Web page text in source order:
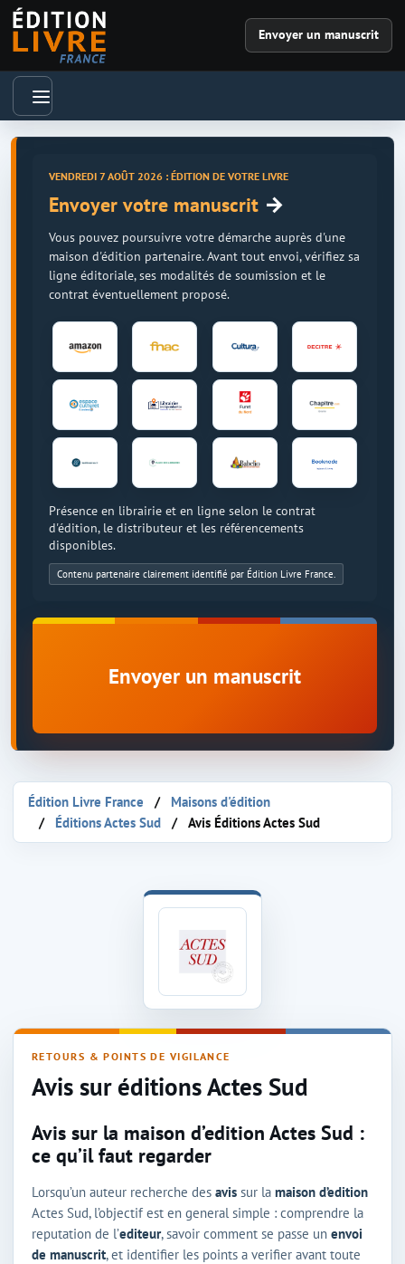
Envoyer un manuscrit
VENDREDI 7 AOÛT 2026 : ÉDITION DE VOTRE LIVRE
Envoyer votre manuscrit →
Vous pouvez poursuivre votre démarche auprès d'une
maison d'édition partenaire. Avant tout envoi, vérifiez sa
ligne éditoriale, ses modalités de soumission et le
contrat éventuellement proposé.
Présence en librairie et en ligne selon le contrat
d'édition, le distributeur et les référencements
disponibles.
Contenu partenaire clairement identifié par Édition Livre France.
Envoyer un manuscrit
Édition Livre France
Maisons d'édition
Éditions Actes Sud
Avis Éditions Actes Sud
Avis sur la maison d'édition Actes Sud
RETOURS & POINTS DE VIGILANCE
Avis sur éditions Actes Sud
Avis sur la maison d’edition Actes Sud :
ce qu’il faut regarder
Lorsqu’un auteur recherche des avis sur la maison d’edition
Actes Sud, l’objectif est en general simple : comprendre la
reputation de l’editeur, savoir comment se passe un envoi
de manuscrit, et identifier les points a verifier avant toute